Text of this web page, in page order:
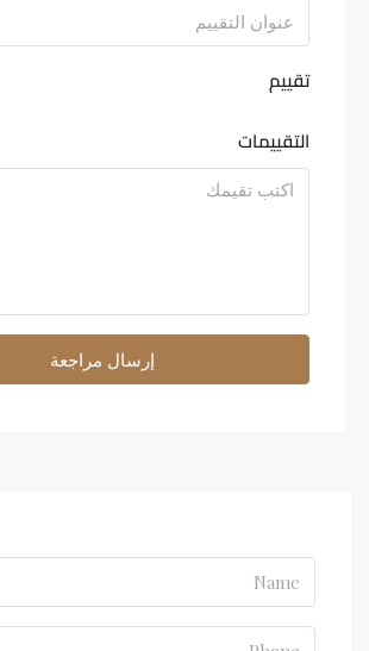
تقييم
التقييمات
إرسال مراجعة